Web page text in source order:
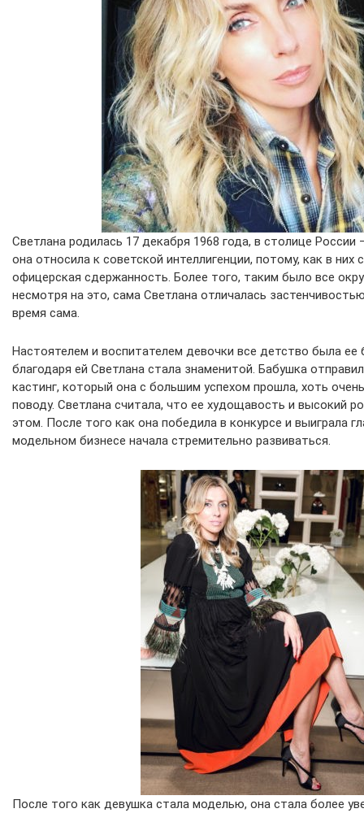
Светлана родилась 17 декабря 1968 года, в столице
она относила к советской интеллигенции, потому, как в них
офицерская сдержанность. Более того, таким было все
несмотря на это, сама Светлана отличалась
время сама.
Настоятелем и воспитателем девочки все детство была ее
благодаря ей Светлана стала знаменитой. Бабушка
кастинг, который она с большим успехом прошла, хоть
поводу. Светлана считала, что ее худощавость и высокий
этом. После того как она победила в конкурсе и выиграла
модельном бизнесе начала стремительно развиваться.
После того как девушка стала моделью, она стала более